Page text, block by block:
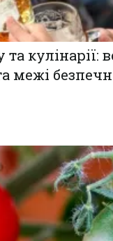
та кулінарії:
межі